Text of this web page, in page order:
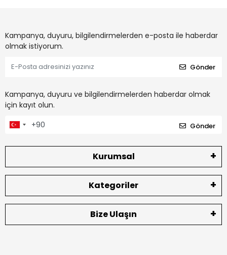
Kampanya, duyuru, bilgilendirmelerden e-posta ile haberdar
olmak istiyorum.
Gönder
Kampanya, duyuru ve bilgilendirmelerden haberdar olmak
için kayıt olun.
Gönder
Kurumsal
Kategoriler
Bize Ulaşın